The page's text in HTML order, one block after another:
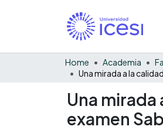
Home Academia
Una
examen